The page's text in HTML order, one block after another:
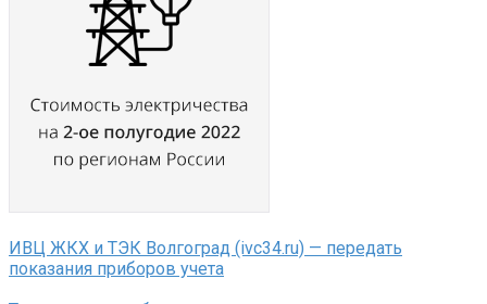
ИВЦ ЖКХ и ТЭК Волгоград (ivc34.ru) — передать
показания приборов учета